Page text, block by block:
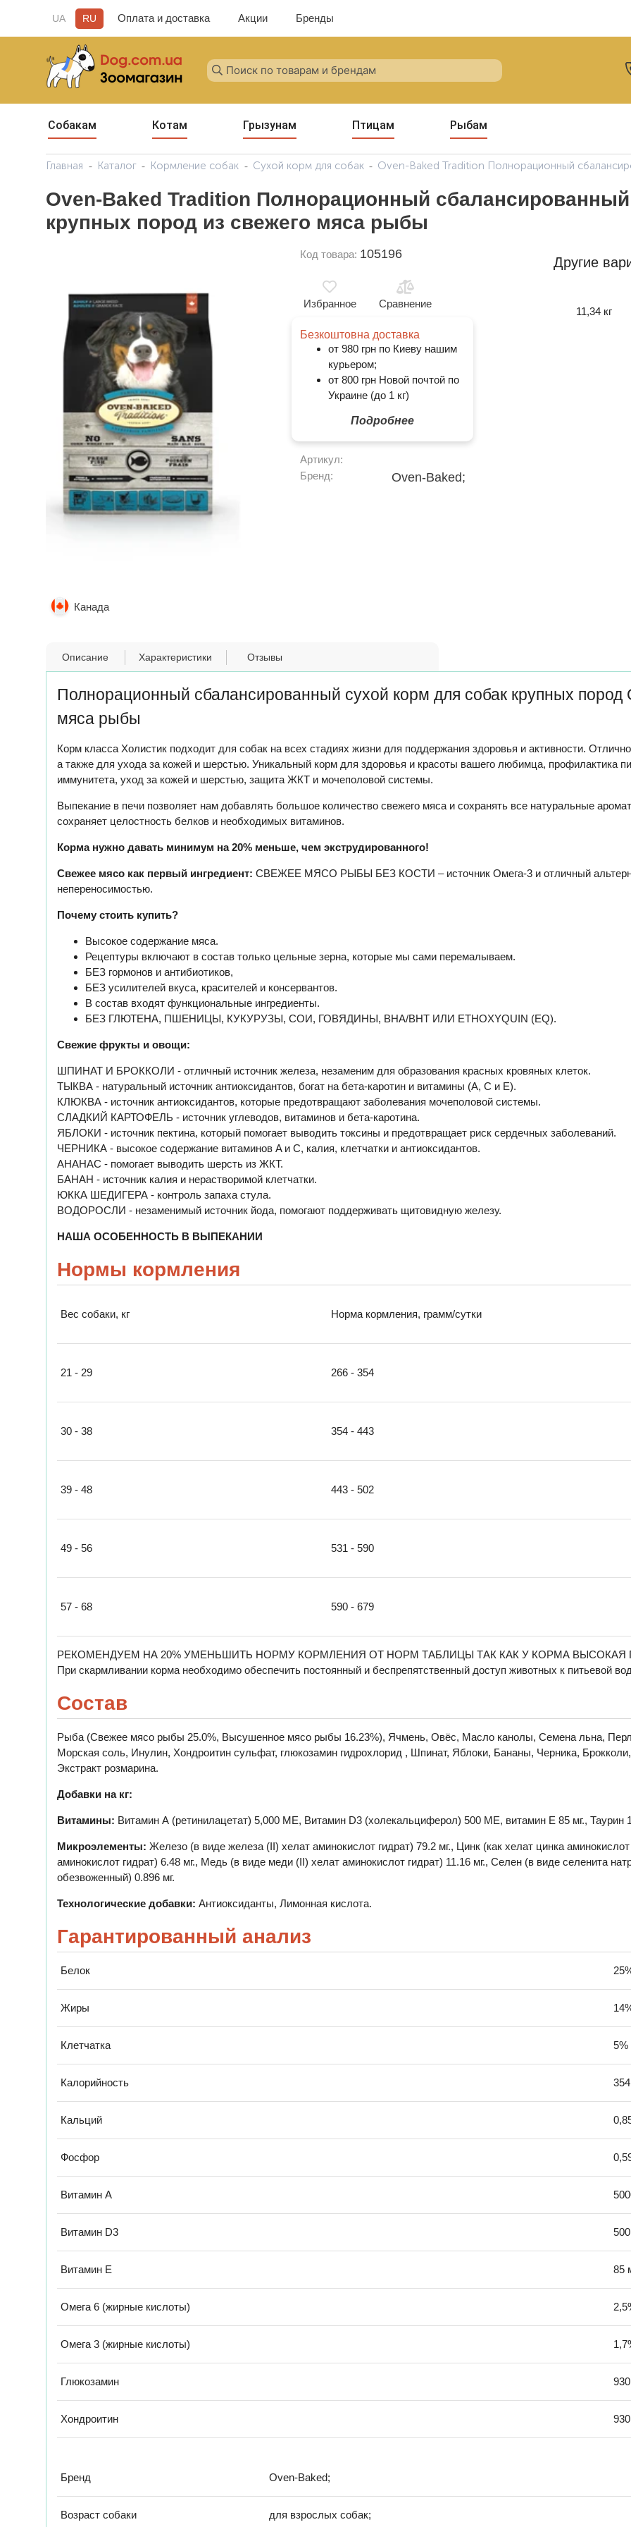
UA RU Оплата и доставка Акции Бренды
Собакам Котам Грызунам Птицам Рыбам
Главная Каталог Кормление собак Сухой корм для собак Oven-Baked Tradition Полнорационный
Oven-Baked Tradition Полнорационный
крупных пород из свежего мяса рыбы
Канада
Код товара: 105196
Избранное Сравнение
Безкоштовна доставка
от 980 грн по Киеву нашим
курьером;
от 800 грн Новой почтой по
Украине (до 1 кг)
Подробнее
Артикул:
Бренд:
Oven-Baked;
Другие
11,34 кг
Описание Характеристики Отзывы
Полнорационный сбалансированный сухой корм для собак крупных пород
мяса рыбы
Корм класса Холистик подходит для собак на всех стадиях жизни для поддержания здоровья и активности.
а также для ухода за кожей и шерстью. Уникальный корм для здоровья и красоты вашего любимца, профилактика
иммунитета, уход за кожей и шерстью, защита ЖКТ и мочеполовой системы.
Выпекание в печи позволяет нам добавлять большое количество свежего мяса и сохранять все натуральные
сохраняет целостность белков и необходимых витаминов.
Корма нужно давать минимум на 20% меньше, чем экструдированного!
Свежее мясо как первый ингредиент: СВЕЖЕЕ МЯСО РЫБЫ БЕЗ КОСТИ – источник Омега-3 и отличный
непереносимостью.
Почему стоить купить?
Высокое содержание мяса.
Рецептуры включают в состав только цельные зерна, которые мы сами перемалываем.
БЕЗ гормонов и антибиотиков,
БЕЗ усилителей вкуса, красителей и консервантов.
В состав входят функциональные ингредиенты.
БЕЗ ГЛЮТЕНА, ПШЕНИЦЫ, КУКУРУЗЫ, СОИ, ГОВЯДИНЫ, BHA/BHT ИЛИ ETHOXYQUIN (EQ).
Свежие фрукты и овощи:
ШПИНАТ И БРОККОЛИ - отличный источник железа, незаменим для образования красных кровяных клеток.
ТЫКВА - натуральный источник антиоксидантов, богат на бета-каротин и витамины (A, C и E).
КЛЮКВА - источник антиоксидантов, которые предотвращают заболевания мочеполовой системы.
СЛАДКИЙ КАРТОФЕЛЬ - источник углеводов, витаминов и бета-каротина.
ЯБЛОКИ - источник пектина, который помогает выводить токсины и предотвращает риск сердечных заболеваний.
ЧЕРНИКА - высокое содержание витаминов A и C, калия, клетчатки и антиоксидантов.
АНАНАС - помогает выводить шерсть из ЖКТ.
БАНАН - источник калия и нерастворимой клетчатки.
ЮККА ШЕДИГЕРА - контроль запаха стула.
ВОДОРОСЛИ - незаменимый источник йода, помогают поддерживать щитовидную железу.
НАША ОСОБЕННОСТЬ В ВЫПЕКАНИИ
Нормы кормления
Вес собаки, кг Норма кормления, грамм/сутки
21 - 29 266 - 354
30 - 38 354 - 443
39 - 48 443 - 502
49 - 56 531 - 590
57 - 68 590 - 679
РЕКОМЕНДУЕМ НА 20% УМЕНЬШИТЬ НОРМУ КОРМЛЕНИЯ ОТ НОРМ ТАБЛИЦЫ ТАК КАК У КОРМА ВЫСОКАЯ
При скармливании корма необходимо обеспечить постоянный и беспрепятственный доступ животных к питьевой
Состав
Рыба (Свежее мясо рыбы 25.0%, Высушенное мясо рыбы 16.23%), Ячмень, Овёс, Масло канолы, Семена льна,
Морская соль, Инулин, Хондроитин сульфат, глюкозамин гидрохлорид , Шпинат, Яблоки, Бананы, Черника,
Экстракт розмарина.
Добавки на кг:
Витамины: Витамин А (ретинилацетат) 5,000 МЕ, Витамин D3 (холекальциферол) 500 МЕ, витамин Е 85 мг., Таурин
Микроэлементы: Железо (в виде железа (II) хелат аминокислот гидрат) 79.2 мг., Цинк (как хелат цинка
аминокислот гидрат) 6.48 мг., Медь (в виде меди (II) хелат аминокислот гидрат) 11.16 мг., Селен (в виде селенита
обезвоженный) 0.896 мг.
Технологические добавки: Антиоксиданты, Лимонная кислота.
Гарантированный анализ
Белок
Жиры
Клетчатка 5%
Калорийность
Кальций
Фосфор
Витамин А
Витамин D3
Витамин Е 85
Омега 6 (жирные кислоты)
Омега 3 (жирные кислоты)
Глюкозамин
Хондроитин
Бренд Oven-Baked;
Возраст собаки для взрослых собак;